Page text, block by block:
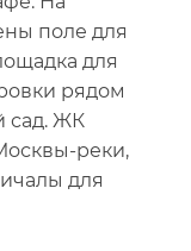
поле для
для
рядом
сад. ЖК
реки,
для